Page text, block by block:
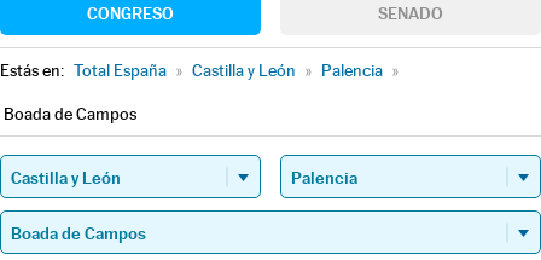
CONGRESO SENADO
Estás en: Total España » Castilla y León » Palencia »
Boada de Campos